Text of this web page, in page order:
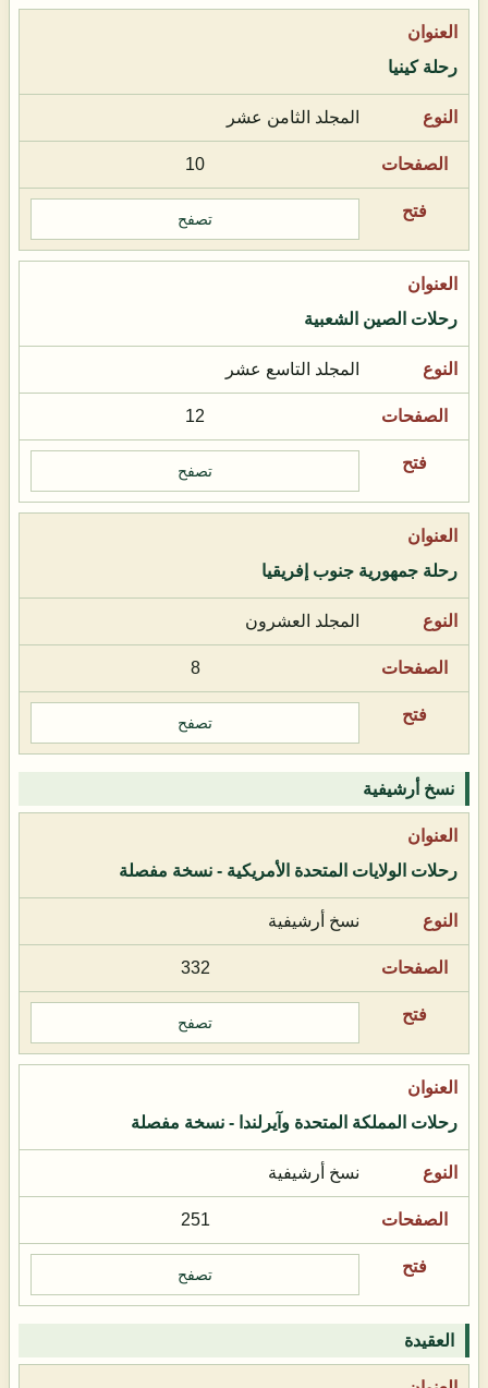
رحلة كينيا
المجلد الثامن عشر
10
تصفح
رحلات الصين الشعبية
المجلد التاسع عشر
12
تصفح
رحلة جمهورية جنوب إفريقيا
المجلد العشرون
8
تصفح
نسخ أرشيفية
رحلات الولايات المتحدة الأمريكية - نسخة مفصلة
نسخ أرشيفية
332
تصفح
رحلات المملكة المتحدة وآيرلندا - نسخة مفصلة
نسخ أرشيفية
251
تصفح
العقيدة